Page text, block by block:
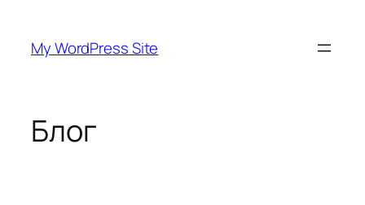
содержимому
My WordPress Site
Блог